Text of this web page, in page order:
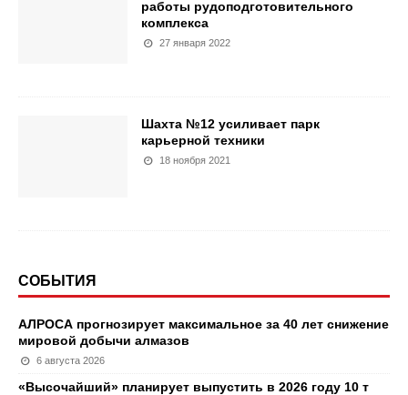
работы рудоподготовительного
комплекса
27 января 2022
Шахта №12 усиливает парк
карьерной техники
18 ноября 2021
СОБЫТИЯ
АЛРОСА прогнозирует максимальное за 40 лет снижение
мировой добычи алмазов
6 августа 2026
«Высочайший» планирует выпустить в 2026 году 10 т